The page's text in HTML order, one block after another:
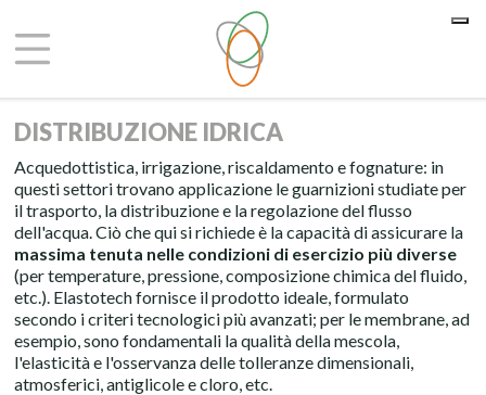
DISTRIBUZIONE IDRICA
Acquedottistica, irrigazione, riscaldamento e fognature: in
questi settori trovano applicazione le guarnizioni studiate per
il trasporto, la distribuzione e la regolazione del flusso
dell'acqua. Ciò che qui si richiede è la capacità di assicurare la
massima tenuta nelle condizioni di esercizio più diverse
(per temperature, pressione, composizione chimica del fluido,
etc.). Elastotech fornisce il prodotto ideale, formulato
secondo i criteri tecnologici più avanzati; per le membrane, ad
esempio, sono fondamentali la qualità della mescola,
l'elasticità e l'osservanza delle tolleranze dimensionali,
atmosferici, antiglicole e cloro, etc.
Informativa sulla raccolta
Le tue preferenze relative alla privacy